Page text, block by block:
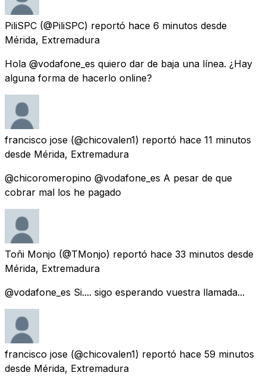
PiliSPC (@PiliSPC) reportó hace 6 minutos desde
Mérida, Extremadura
Hola @vodafone_es quiero dar de baja una línea. ¿Hay
alguna forma de hacerlo online?
francisco jose (@chicovalen1) reportó hace 11 minutos
desde Mérida, Extremadura
@chicoromeropino @vodafone_es A pesar de que
cobrar mal los he pagado
Toñi Monjo (@TMonjo) reportó hace 33 minutos desde
Mérida, Extremadura
@vodafone_es Si.... sigo esperando vuestra llamada...
francisco jose (@chicovalen1) reportó hace 59 minutos
desde Mérida, Extremadura